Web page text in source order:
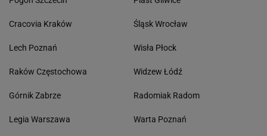
Cracovia Kraków
Lech Poznań
Raków Częstochowa
Górnik Zabrze
Legia Warszawa
Śląsk Wrocław
Wisła Płock
Widzew Łódź
Radomiak Radom
Warta Poznań